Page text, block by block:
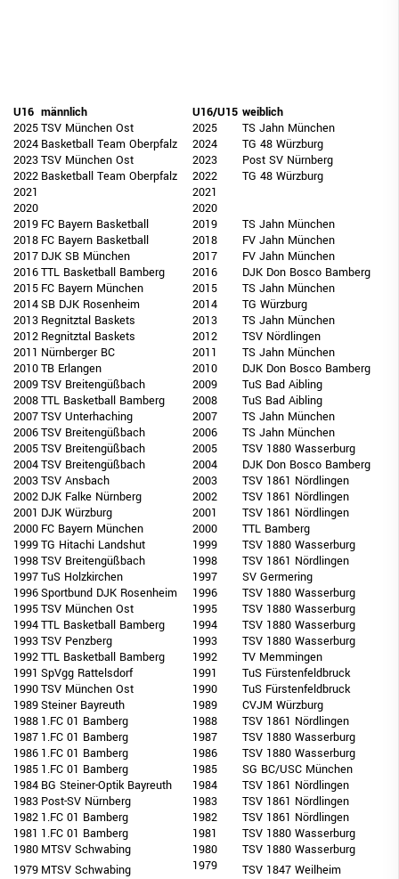
U16 männlich U16/U15 weiblich
2025TSV München Ost 2025
TS Jahn München
2024 Basketball Team Oberpfalz 2024
TG 48 Würzburg
2023TSV München Ost 2023
Post SV Nürnberg
2022 Basketball Team Oberpfalz 2022
TG 48 Würzburg
2021
2021
2020
2020
2019 FC Bayern Basketball 2019
TS Jahn München
2018 FC Bayern Basketball 2018
FV Jahn München
2017 DJK SB München 2017
FV Jahn München
2016TTL Basketball Bamberg 2016
DJK Don Bosco Bamberg
2015 FC Bayern München 2015
TS Jahn München
2014SB DJK Rosenheim 2014
TG Würzburg
2013 Regnitztal Baskets 2013
TS Jahn München
2012 Regnitztal Baskets 2012
TSV Nördlingen
2011 Nürnberger BC 2011
TS Jahn München
2010TB Erlangen 2010
DJK Don Bosco Bamberg
2009TSV Breitengüßbach 2009
TuS Bad Aibling
2008TTL Basketball Bamberg 2008
TuS Bad Aibling
2007TSV Unterhaching 2007
TS Jahn München
2006TSV Breitengüßbach 2006
TS Jahn München
2005TSV Breitengüßbach 2005
TSV 1880 Wasserburg
2004TSV Breitengüßbach 2004
DJK Don Bosco Bamberg
2003TSV Ansbach 2003
TSV 1861 Nördlingen
2002 DJK Falke Nürnberg 2002
TSV 1861 Nördlingen
2001 DJK Würzburg 2001
TSV 1861 Nördlingen
2000 FC Bayern München 2000
TTL Bamberg
1999TG Hitachi Landshut 1999
TSV 1880 Wasserburg
1998TSV Breitengüßbach 1998
TSV 1861 Nördlingen
1997TuS Holzkirchen 1997
SV Germering
1996Sportbund DJK Rosenheim 1996
TSV 1880 Wasserburg
1995TSV München Ost 1995
TSV 1880 Wasserburg
1994TTL Basketball Bamberg 1994
TSV 1880 Wasserburg
1993TSV Penzberg 1993
TSV 1880 Wasserburg
1992TTL Basketball Bamberg 1992
TV Memmingen
1991 SpVgg Rattelsdorf 1991
TuS Fürstenfeldbruck
1990TSV München Ost 1990
TuS Fürstenfeldbruck
1989Steiner Bayreuth 1989
CVJM Würzburg
1988 1.FC 01 Bamberg 1988
TSV 1861 Nördlingen
1987 1.FC 01 Bamberg 1987
TSV 1880 Wasserburg
1986 1.FC 01 Bamberg 1986
TSV 1880 Wasserburg
1985 1.FC 01 Bamberg 1985
SG BC/USC München
1984 BG Steiner-Optik Bayreuth 1984
TSV 1861 Nördlingen
1983 Post-SV Nürnberg 1983
TSV 1861 Nördlingen
1982 1.FC 01 Bamberg 1982
TSV 1861 Nördlingen
1981 1.FC 01 Bamberg 1981
TSV 1880 Wasserburg
1980 MTSV Schwabing 1980
TSV 1880 Wasserburg
1979 MTSV Schwabing 1979
TSV 1847 Weilheim